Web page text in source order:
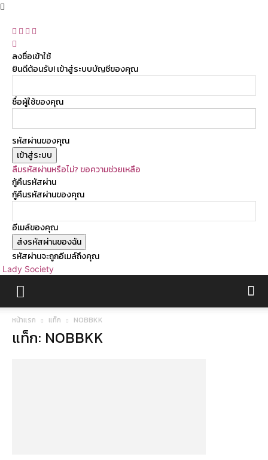
ลงชื่อเข้าใช้
ยินดีต้อนรับ! เข้าสู่ระบบบัญชีของคุณ
ชื่อผู้ใช้ของคุณ
รหัสผ่านของคุณ
ลืมรหัสผ่านหรือไม่? ขอความช่วยเหลือ
กู้คืนรหัสผ่าน
กู้คืนรหัสผ่านของคุณ
อีเมล์ของคุณ
รหัสผ่านจะถูกอีเมล์ถึงคุณ
Lady Society
หน้าแรก แท็ก NOBBKK
แท็ก: NOBBKK